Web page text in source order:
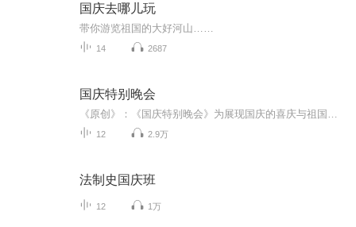
国庆去哪儿玩
带你游览祖国的大好河山……
14 2687
国庆特别晚会
12 2.9万
法制史国庆班
12 1万